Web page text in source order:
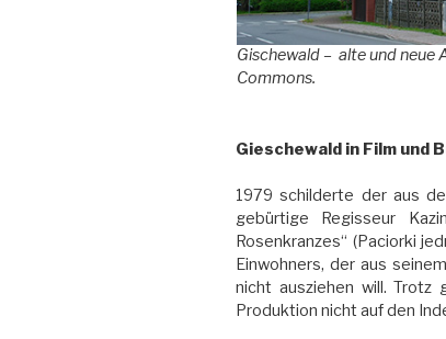
Gischewald – alte und neue
Commons.
Gieschewald in Film und
1979 schilderte der aus
gebürtige Regisseur
Rosenkranzes“ (Paciorki
Einwohners, der aus
nicht ausziehen will. Trotz
Produktion nicht auf den